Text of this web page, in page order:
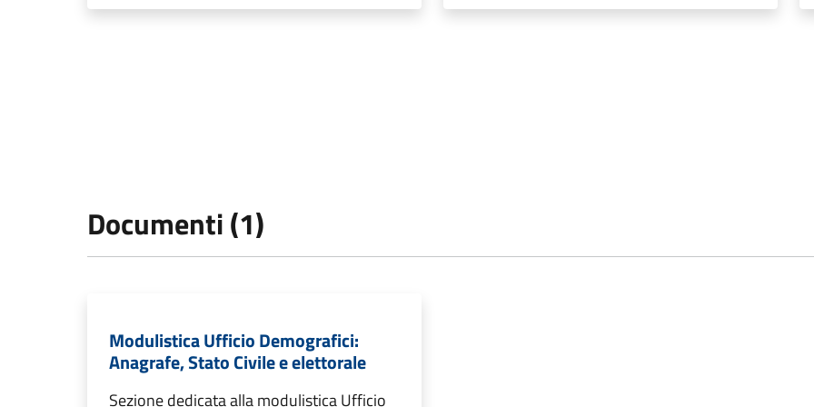
Documenti (1)
Modulistica Ufficio Demografici:
Anagrafe, Stato Civile e elettorale
Sezione dedicata alla modulistica Ufficio